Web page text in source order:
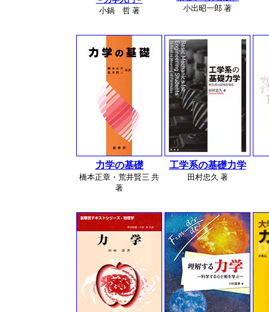
小鍋 哲 著
小出昭一郎 著
力学の基礎
橋本正章・荒井賢三 共
著
工学系の基礎力学
田村忠久 著